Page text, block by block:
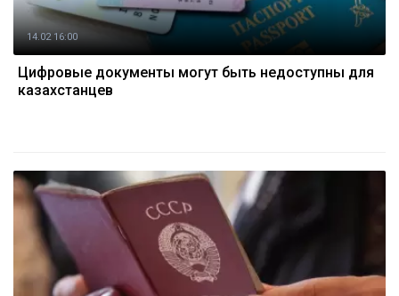
14.02 16:00
Цифровые документы могут быть недоступны для
казахстанцев